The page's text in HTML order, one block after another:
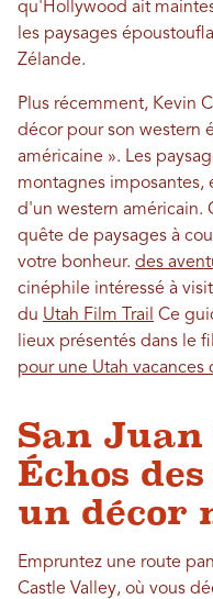
qu'Hollywood ait
les paysages
Zélande.
Plus récemment, Kevin
décor pour son western
américaine ». Les
montagnes imposantes,
d'un western américain.
quête de paysages à
votre bonheur. des
cinéphile intéressé à
du Utah Film Trail Ce
lieux présentés dans le
pour une Utah vacances
San Juan
Échos
un décor
Empruntez une route
Castle Valley, où vous